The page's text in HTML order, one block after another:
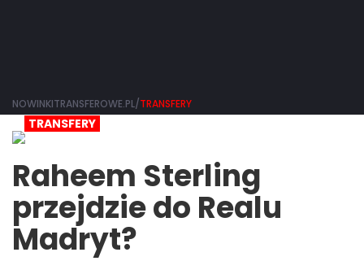
NOWINKITRANSFEROWE.PL/TRANSFERY
TRANSFERY
Raheem Sterling
przejdzie do Realu
Madryt?